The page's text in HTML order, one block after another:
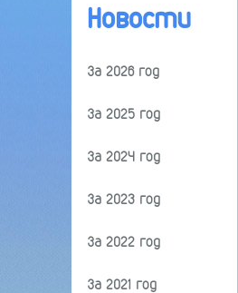
Новости
За 2026 год
За 2025 год
За 2024 год
За 2023 год
За 2022 год
За 2021 год